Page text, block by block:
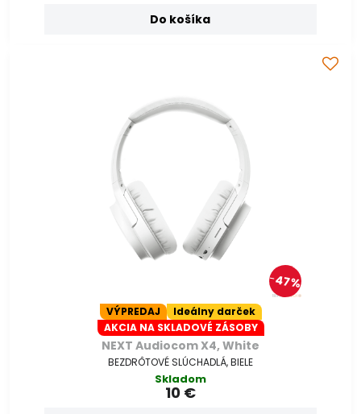
Do košíka
47%
VÝPREDAJ
Ideálny darček
AKCIA NA SKLADOVÉ ZÁSOBY
NEXT Audiocom X4, White
BEZDRÔTOVÉ SLÚCHADLÁ, BIELE
Skladom
10 €